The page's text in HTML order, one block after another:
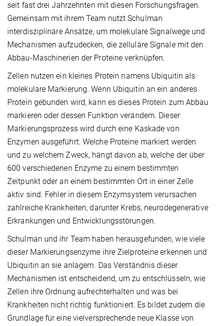
seit fast drei Jahrzehnten mit diesen Forschungsfragen.
Gemeinsam mit ihrem Team nutzt Schulman
interdisziplinäre Ansätze, um molekulare Signalwege und
Mechanismen aufzudecken, die zelluläre Signale mit den
Abbau-Maschinerien der Proteine verknüpfen.
Zellen nutzen ein kleines Protein namens Ubiquitin als
molekulare Markierung. Wenn Ubiquitin an ein anderes
Protein gebunden wird, kann es dieses Protein zum Abbau
markieren oder dessen Funktion verändern. Dieser
Markierungsprozess wird durch eine Kaskade von
Enzymen ausgeführt. Welche Proteine markiert werden
und zu welchem Zweck, hängt davon ab, welche der über
600 verschiedenen Enzyme zu einem bestimmten
Zeitpunkt oder an einem bestimmten Ort in einer Zelle
aktiv sind. Fehler in diesem Enzymsystem verursachen
zahlreiche Krankheiten, darunter Krebs, neurodegenerative
Erkrankungen und Entwicklungsstörungen.
Schulman und ihr Team haben herausgefunden, wie viele
dieser Markierungsenzyme ihre Zielproteine erkennen und
Ubiquitin an sie anlagern. Das Verständnis dieser
Mechanismen ist entscheidend, um zu entschlüsseln, wie
Zellen ihre Ordnung aufrechterhalten und was bei
Krankheiten nicht richtig funktioniert. Es bildet zudem die
Grundlage für eine vielversprechende neue Klasse von